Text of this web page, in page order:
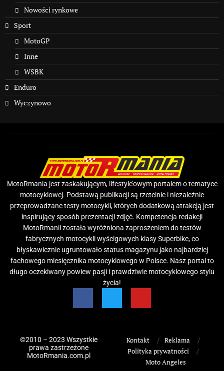
Nowości rynkowe
Sport
MotoGP
Inne
WSBK
Enduro
Wyczynowo
MotoRmania jest zaskakującym, lifestyle’owym portalem o tematyce
motocyklowej. Podstawą publikacji są rzetelnie i niezależnie
przeprowadzane testy motocykli, których dodatkową atrakcją jest
inspirujący sposób prezentacji zdjęć. Kompetencja redakcji
MotoRmanii została wyróżniona zaproszeniem do testów
fabrycznych motocykli wyścigowych klasy Superbike, co
błyskawicznie ugruntowało status magazynu jako najbardziej
fachowego miesięcznika motocyklowego w Polsce. Nasz portal to
długo oczekiwany powiew pasji i prawdziwie motocyklowego stylu
życia!
©2010 – 2023 Wszystkie
prawa zastrzeżone
MotoRmania.com.pl
Kontakt
Reklama
Polityka prywatności
Moto Angeles